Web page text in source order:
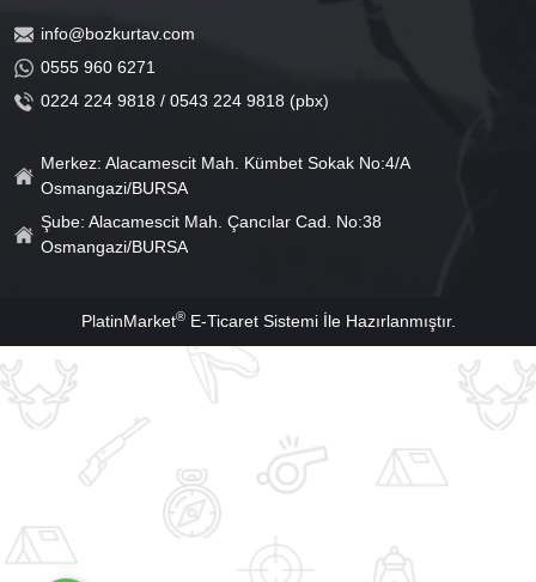
info@bozkurtav.com
0555 960 6271
0224 224 9818 / 0543 224 9818 (pbx)
Merkez: Alacamescit Mah. Kümbet Sokak No:4/A
Osmangazi/BURSA
Şube: Alacamescit Mah. Çancılar Cad. No:38
Osmangazi/BURSA
PlatinMarket®E-Ticaret Sistemiİle Hazırlanmıştır.